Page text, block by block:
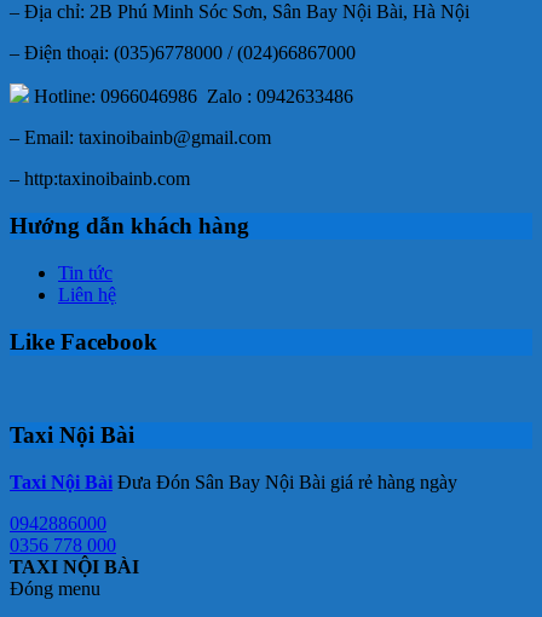
– Địa chỉ: 2B Phú Minh Sóc Sơn, Sân Bay Nội Bài, Hà Nội
– Điện thoại: (035)6778000 / (024)66867000
Hotline: 0966046986 Zalo : 0942633486
– Email: taxinoibainb@gmail.com
– http:taxinoibainb.com
Hướng dẫn khách hàng
Tin tức
Liên hệ
Like Facebook
Taxi Nội Bài
Taxi Nội Bài Đưa Đón Sân Bay Nội Bài giá rẻ hàng ngày
0942886000
0356 778 000
TAXI NỘI BÀI
Đóng menu